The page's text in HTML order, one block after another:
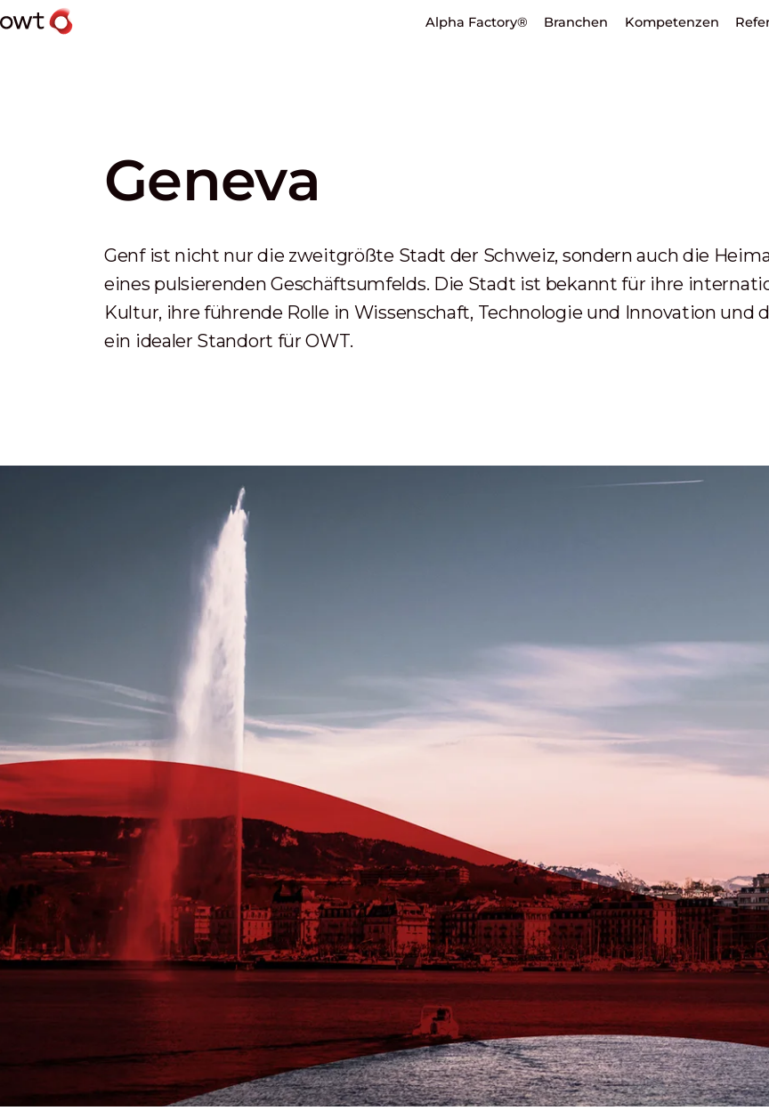
Alpha Factory® Branchen Kompetenzen
Geneva
Genf ist nicht nur die zweitgrößte Stadt der Schweiz, sondern auch die
eines pulsierenden Geschäftsumfelds. Die Stadt ist bekannt für ihre
Kultur, ihre führende Rolle in Wissenschaft, Technologie und Innovation und
ein idealer Standort für OWT.